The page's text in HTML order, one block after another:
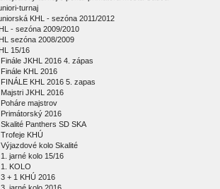
turnaj
KHL - sezóna 2011/2012
- sezóna 2009/2010
sezóna 2008/2009
15/16
Finále JKHL 2016 4. zápas
Finále KHL 2016
FINÁLE KHL 2016 5. zapas
Majstri JKHL 2016
Poháre majstrov
Primátorský 2016
Skalité Panthers SD SKA
Trofeje KHÚ
Výjazdové kolo Skalité
1. jarné kolo 15/16
1. KOLO
3 + 1 KHÚ 2016